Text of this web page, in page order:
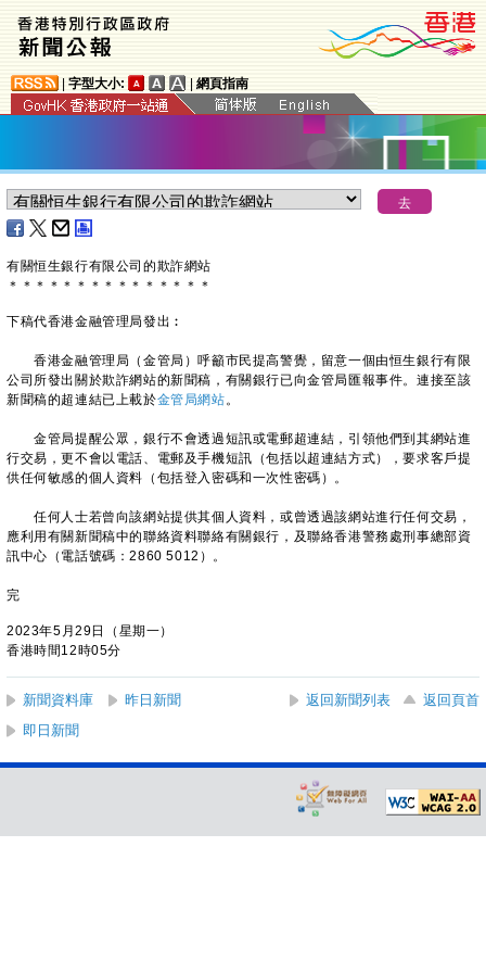
字型大小: 網頁指南
有關恒生銀行有限公司的欺詐網站
＊ ＊ ＊ ＊ ＊ ＊ ＊ ＊ ＊ ＊ ＊ ＊ ＊ ＊ ＊
下稿代香港金融管理局發出︰
香港金融管理局（金管局）呼籲市民提高警覺，留意一個由恒生銀行有限
公司所發出關於欺詐網站的新聞稿，有關銀行已向金管局匯報事件。連接至該
新聞稿的超連結已上載於金管局網站。
金管局提醒公眾，銀行不會透過短訊或電郵超連結，引領他們到其網站進
行交易，更不會以電話、電郵及手機短訊（包括以超連結方式），要求客戶提
供任何敏感的個人資料（包括登入密碼和一次性密碼）。
任何人士若曾向該網站提供其個人資料，或曾透過該網站進行任何交易，
應利用有關新聞稿中的聯絡資料聯絡有關銀行，及聯絡香港警務處刑事總部資
訊中心（電話號碼：2860 5012）。
完
2023年5月29日（星期一）
香港時間12時05分
新聞資料庫 昨日新聞 返回新聞列表
返回頁首
即日新聞